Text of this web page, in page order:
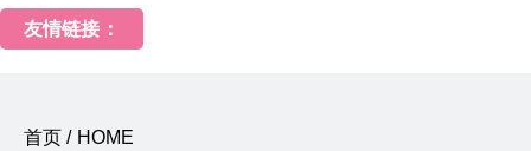
友情链接：
首页 / HOME